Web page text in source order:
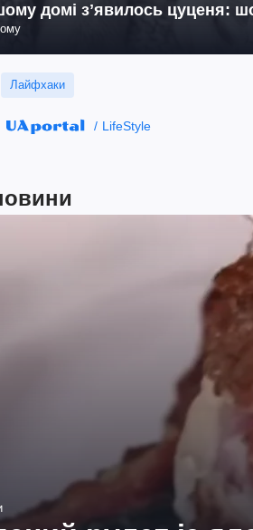
домі зʼявилось цуценя:
Лайфхаки
LifeStyle